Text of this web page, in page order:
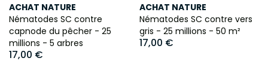
ACHAT NATURE
Nématodes SC contre
capnode du pêcher - 25
millions - 5 arbres
17,00 €
ACHAT NATURE
Nématodes SC contre vers
gris - 25 millions - 50 m²
17,00 €